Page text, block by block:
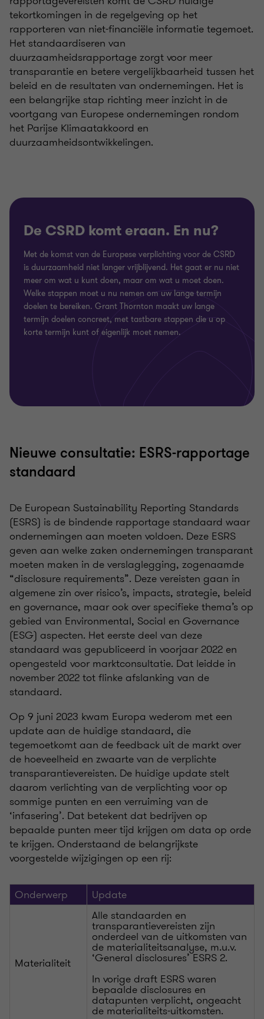
tekortkomingen in de regelgeving op het
rapporteren van niet-financiële informatie tegemoet.
Het standaardiseren van
duurzaamheidsrapportage zorgt voor meer
transparantie en betere vergelijkbaarheid tussen het
beleid en de resultaten van ondernemingen. Het is
een belangrijke stap richting meer inzicht in de
voortgang van Europese ondernemingen rondom
het Parijse Klimaatakkoord en
duurzaamheidsontwikkelingen.
De CSRD komt eraan. En nu?
Met de komst van de Europese verplichting voor de CSRD
is duurzaamheid niet langer vrijblijvend. Het gaat er nu niet
meer om wat u kunt doen, maar om wat u moet doen.
Welke stappen moet u nu nemen om uw lange termijn
doelen te bereiken. Grant Thornton maakt uw lange
termijn doelen concreet, met tastbare stappen die u op
korte termijn kunt of eigenlijk moet nemen.
Nieuwe consultatie: ESRS-rapportage
standaard
De European Sustainability Reporting Standards
(ESRS) is de bindende rapportage standaard waar
ondernemingen aan moeten voldoen. Deze ESRS
geven aan welke zaken ondernemingen transparant
moeten maken in de verslaglegging, zogenaamde
“disclosure requirements”. Deze vereisten gaan in
algemene zin over risico’s, impacts, strategie, beleid
en governance, maar ook over specifieke thema’s op
gebied van Environmental, Social en Governance
(ESG) aspecten. Het eerste deel van deze
standaard was gepubliceerd in voorjaar 2022 en
opengesteld voor marktconsultatie. Dat leidde in
november 2022 tot flinke afslanking van de
standaard.
Op 9 juni 2023 kwam Europa wederom met een
update aan de huidige standaard, die
tegemoetkomt aan de feedback uit de markt over
de hoeveelheid en zwaarte van de verplichte
transparantievereisten. De huidige update stelt
daarom verlichting van de verplichting voor op
sommige punten en een verruiming van de
‘infasering’. Dat betekent dat bedrijven op
bepaalde punten meer tijd krijgen om data op orde
te krijgen. Onderstaand de belangrijkste
voorgestelde wijzigingen op een rij:
Onderwerp Update
Materialiteit
Alle standaarden en
transparantievereisten zijn
onderdeel van de uitkomsten van
de materialiteitsanalyse, m.u.v.
‘General disclosures’ ESRS 2.
In vorige draft ESRS waren
bepaalde disclosures en
datapunten verplicht, ongeacht
de materialiteits-uitkomsten.